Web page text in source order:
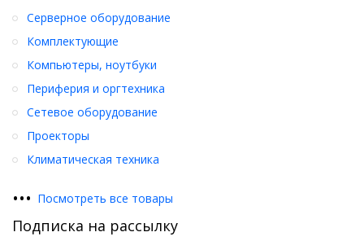
Серверное оборудование
Комплектующие
Компьютеры, ноутбуки
Периферия и оргтехника
Сетевое оборудование
Проекторы
Климатическая техника
••• Посмотреть все товары
Подписка на рассылку